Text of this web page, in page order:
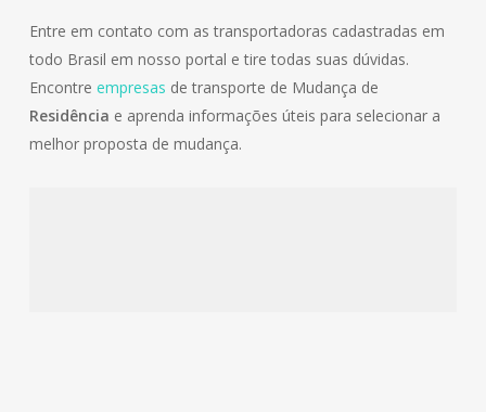
Entre em contato com as transportadoras cadastradas em
todo Brasil em nosso portal e tire todas suas dúvidas.
Encontre empresas de transporte de Mudança de
Residência e aprenda informações úteis para selecionar a
melhor proposta de mudança.